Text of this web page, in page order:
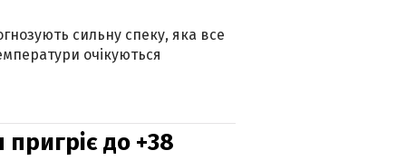
сильну спеку, яка все
очікуються
пригріє до +38